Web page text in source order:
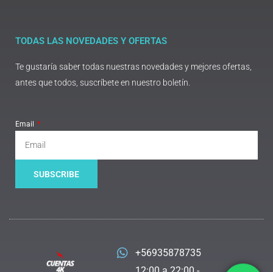
TODAS LAS NOVEDADES Y OFERTAS
Te gustaría saber todas nuestras novedades y mejores ofertas,
antes que todos, suscríbete en nuestro boletín.
Email
SUBSCRIBE
+56935878735